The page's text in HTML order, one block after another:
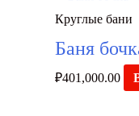
Круглые бани
Баня
₽401,000.00